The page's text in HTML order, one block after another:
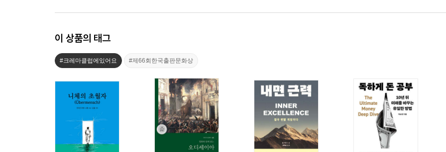
이 상품의 태그
#크레마클럽에있어요 #제66회한국출판문화상